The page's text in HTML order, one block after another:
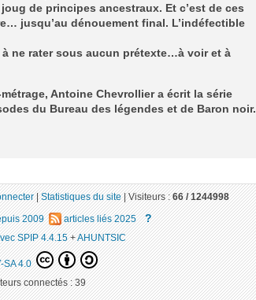
de principes ancestraux. Et c’est de ces
jusqu’au dénouement final. L’indéfectible
ne rater sous aucun prétexte…à voir et à
Antoine Chevrollier a écrit la série
du Bureau des légendes et de Baron noir.
|Statistiques du site|Visiteurs :66 / 1244998
2009 articles liés 2025 ?
SPIP 4.4.15+AHUNTSIC
SA 4.0
connectés :39